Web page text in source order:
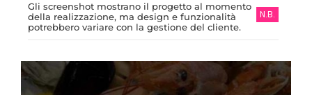
Gli screenshot mostrano il progetto al momento
della realizzazione, ma design e funzionalità
potrebbero variare con la gestione del cliente.
N.B.